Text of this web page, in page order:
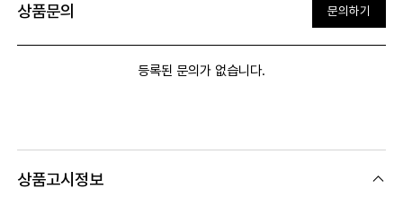
상품문의 문의하기
등록된 문의가 없습니다.
상품고시정보